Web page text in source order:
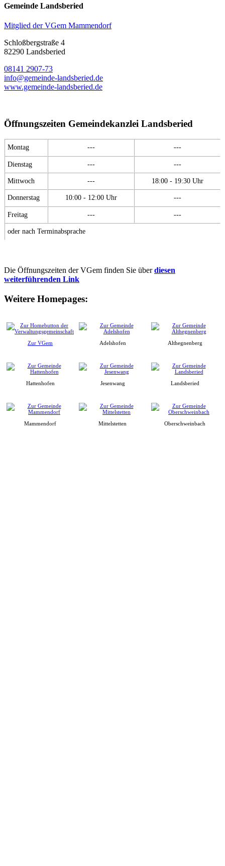
Gemeinde Landsberied
Mitglied der VGem Mammendorf
Schloßbergstraße 4
82290 Landsberied
08141 2907-73
info@gemeinde-landsberied.de
www.gemeinde-landsberied.de
Öffnungszeiten Gemeindekanzlei Landsberied
Montag --- ---
Dienstag --- ---
Mittwoch --- 18:00 - 19:30 Uhr
Donnerstag 10:00 - 12:00 Uhr ---
Freitag --- ---
oder nach Terminabsprache
Die Öffnungszeiten der VGem finden Sie überdiesen
weiterführenden Link
Weitere Homepages:
Zur VGem Adelshofen Althegnenberg
Hattenhofen Jesenwang Landsberied
Mammendorf Mittelstetten Oberschweinbach